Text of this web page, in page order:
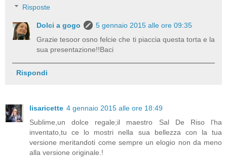
Risposte
Dolci a gogo
5 gennaio 2015 alle ore 09:35
Grazie tesoor osno felcie che ti piaccia questa torta e la
sua presentazione!!Baci
Rispondi
lisaricette 4 gennaio 2015 alle ore 18:49
Sublime,un dolce regale;il maestro Sal De Riso l'ha
inventato,tu ce lo mostri nella sua bellezza con la tua
versione meritandoti come sempre un elogio non da meno
alla versione originale.!